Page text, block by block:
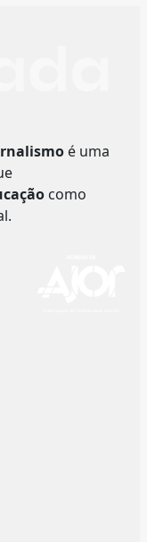
é uma
como